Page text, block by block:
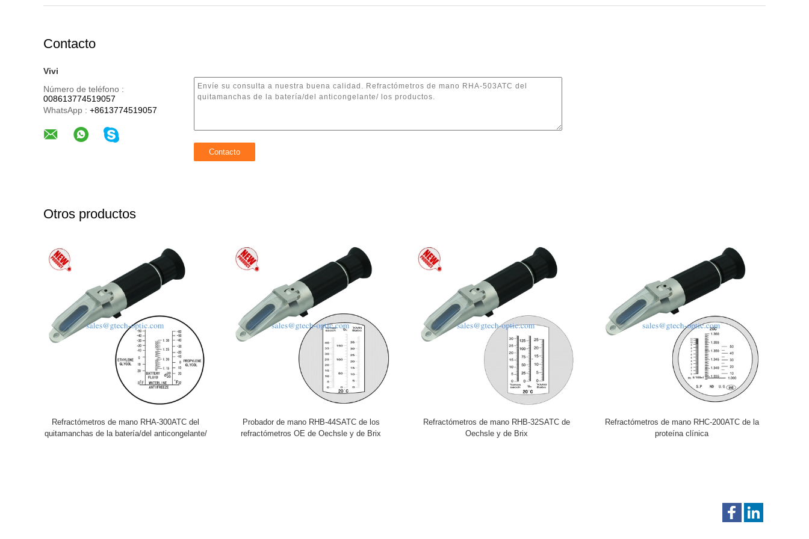
Contacto
Vivi
Número de teléfono :
008613774519057
WhatsApp : +8613774519057
Otros productos
Refractómetros de mano RHA-300ATC del
quitamanchas de la batería/del anticongelante/
Probador de mano RHB-44SATC de los
refractómetros OE de Oechsle y de Brix
Refractómetros de mano RHB-32SATC de
Oechsle y de Brix
Refractómetros de mano RHC-200ATC de la
proteína clínica